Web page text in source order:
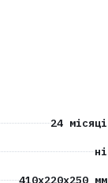
24 місяці
ні
410х220х250 мм